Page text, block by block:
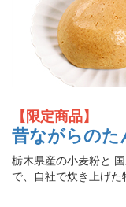
【限定商品】
昔ながらのた
栃木県産の小麦粉と
で、自社で炊き上げた